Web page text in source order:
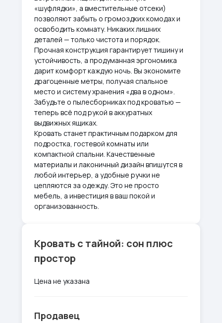
«шуфлядки», а вместительные отсеки)
позволяют забыть о громоздких комодах и
освободить комнату. Никаких лишних
деталей — только чистота и порядок.
Прочная конструкция гарантирует тишину и
устойчивость, а продуманная эргономика
дарит комфорт каждую ночь. Вы экономите
драгоценные метры, получая спальное
место и систему хранения «два в одном».
Забудьте о пылесборниках под кроватью —
теперь всё под рукой в аккуратных
выдвижных ящиках.
Кровать станет практичным подарком для
подростка, гостевой комнаты или
компактной спальни. Качественные
материалы и лаконичный дизайн впишутся в
любой интерьер, а удобные ручки не
цепляются за одежду. Это не просто
мебель, а инвестиция в ваш покой и
организованность.
Кровать с тайной: сон плюс
простор
Цена не указана
Продавец